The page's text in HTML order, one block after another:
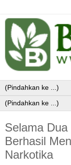
Selama
Berhasil
Narkotika